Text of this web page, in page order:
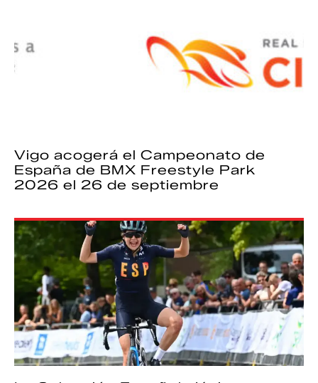
Vigo acogerá el Campeonato de
España de BMX Freestyle Park
2026 el 26 de septiembre